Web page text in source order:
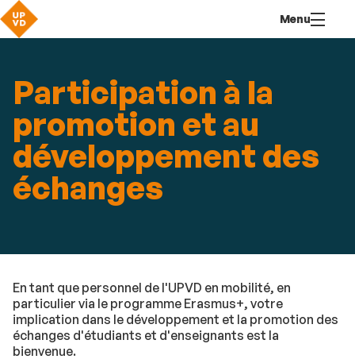
contenu
Menu
Participation à la
promotion et au
développement des
échanges
En tant que personnel de l'UPVD en mobilité, en
particulier via le programme Erasmus+, votre
implication dans le développement et la promotion des
échanges d'étudiants et d'enseignants est la
bienvenue.